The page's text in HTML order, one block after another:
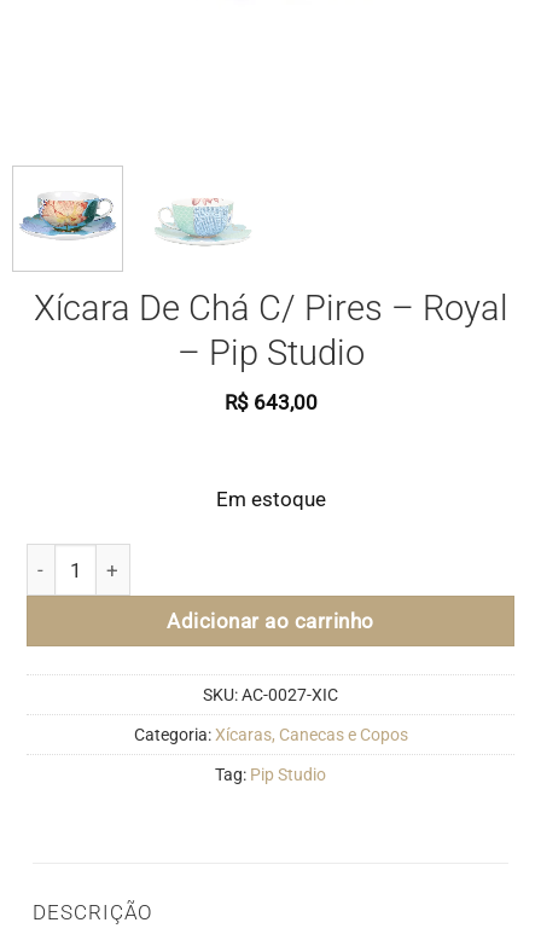
Xícara De Chá C/ Pires – Royal
– Pip Studio
R$643,00
Em estoque
Adicionar ao carrinho
SKU:AC-0027-XIC
Categoria:Xícaras, Canecas e Copos
Tag: Pip Studio
DESCRIÇÃO